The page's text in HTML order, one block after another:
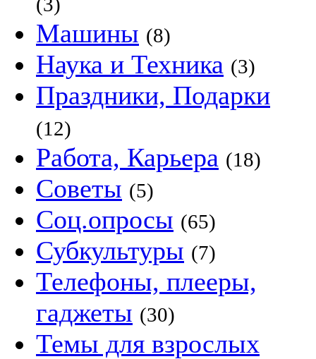
Машины (8)
Наука и Техника (3)
Праздники, Подарки
(12)
Работа, Карьера (18)
Советы (5)
Соц.опросы (65)
Субкультуры (7)
Телефоны, плееры,
гаджеты (30)
Темы для взрослых